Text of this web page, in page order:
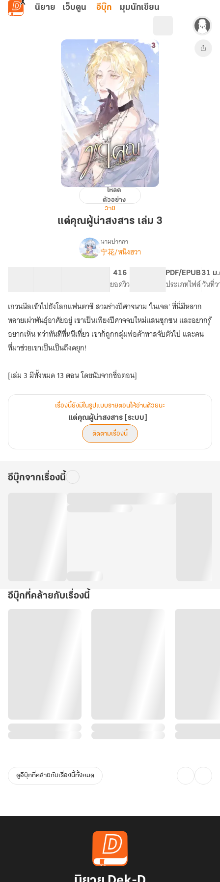
ข้ามไปยังเนื้อหาหลัก
นิยาย เว็บตูน อีบุ๊ก มุมนักเขียน
ผู้
สงสาร
โหลด
ตัวอย่าง
วาย
แด่คุณผู้น่าสงสาร เล่ม 3
เรื่อง
คุณ
ผู้
น่า
สงสาร
[ระบบ]
นามปากกา
宁花/หนิงฮวา
416
ยอดวิว
PDF/EPUB
ประเภทไฟล์
31 ม
วันที่ว
เกวนนีลเข้าไปยังโลกแฟนตาซี สวมร่างปีศาจนาม 'ไนเจล' ที่นี่มีหลาก
หลายเผ่าพันธุ์อาศัยอยู่ เขาเป็นเพียงปีศาจจบใหม่แสนซุกซน และอยากรู้
อยากเห็น ทว่าทันทีที่หนีเที่ยว เขาก็ถูกกลุ่มพ่อค้าทาสจับตัวไป และคน
ที่มาช่วยเขาเป็นเป็นถึงดยุก!
[เล่ม 3 มีทั้งหมด 13 ตอน โดยนับจากชื่อตอน]
เรื่องนี้ยังมีในรูปแบบรายตอนให้อ่านด้วยนะ
แด่คุณผู้น่าสงสาร [ระบบ]
ติดตามเรื่องนี้
อีบุ๊กจากเรื่องนี้
อีบุ๊กที่คล้ายกับเรื่องนี้
ดูอีบุ๊กที่คล้ายกับเรื่องนี้ทั้งหมด